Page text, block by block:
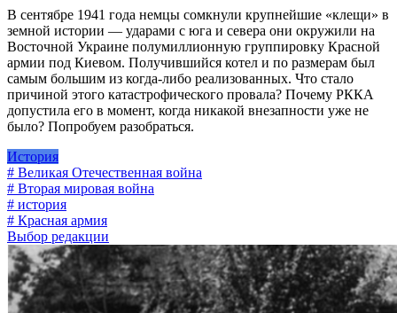
В сентябре 1941 года немцы сомкнули крупнейшие «клещи» в
земной истории — ударами с юга и севера они окружили на
Восточной Украине полумиллионную группировку Красной
армии под Киевом. Получившийся котел и по размерам был
самым большим из когда-либо реализованных. Что стало
причиной этого катастрофического провала? Почему РККА
допустила его в момент, когда никакой внезапности уже не
было? Попробуем разобраться.
История
# Великая Отечественная война
# Вторая мировая война
# история
# Красная армия
Выбор редакции